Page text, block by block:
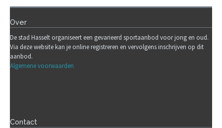
Over
De stad Hasselt organiseert een gevarieerd sportaanbod voor jong en oud.
Via deze website kan je online registreren en vervolgens inschrijven op dit
aanbod.
Algemene voorwaarden
Contact